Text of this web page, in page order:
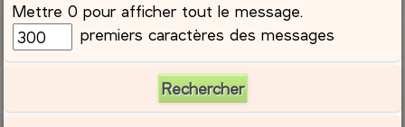
Mettre 0 pour afficher tout le message.
premiers caractères des messages